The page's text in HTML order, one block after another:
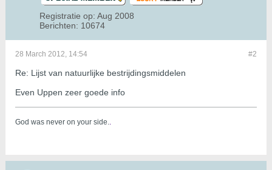
Registratie op: Aug 2008
Berichten: 10674
#2
28 March 2012, 14:54
Re: Lijst van natuurlijke bestrijdingsmiddelen
Even Uppen zeer goede info
God was never on your side..